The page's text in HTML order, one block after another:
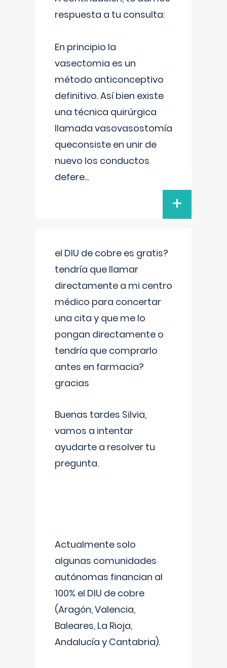
respuesta a tu consulta:
En principio la
vasectomia es un
método anticonceptivo
definitivo. Así bien existe
una técnica quirúrgica
llamada vasovasostomía
queconsiste en unir de
nuevo los conductos
defere...
+
el DIU de cobre es gratis?
tendría que llamar
directamente a mi centro
médico para concertar
una cita y que me lo
pongan directamente o
tendría que comprarlo
antes en farmacia?
gracias
Buenas tardes Silvia,
vamos a intentar
ayudarte a resolver tu
pregunta.
Actualmente solo
algunas comunidades
autónomas financian al
100% el DIU de cobre
(Aragón, Valencia,
Baleares, La Rioja,
Andalucía y Cantabria).